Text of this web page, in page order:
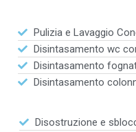
Pulizia e Lavaggio
Disintasamento wc
Disintasamento
Disintasamento
Disostruzione e